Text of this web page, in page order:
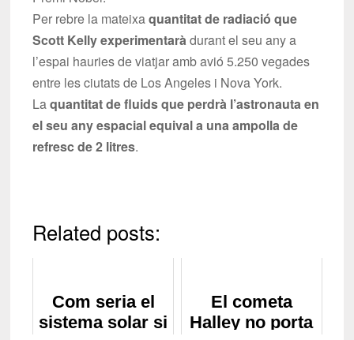
Per rebre la mateixaquantitat de radiació que
Scott Kelly experimentaràdurant el seu any a
l’espai hauries de viatjar amb avió 5.250 vegades
entre les ciutats de Los Angeles i Nova York.
Laquantitat de fluids que perdrà l’astronauta en
el seu any espacial equival a una ampolla de
refresc de 2 litres.
Related posts:
Com seria el
sistema solar si
El cometa
Halley no porta